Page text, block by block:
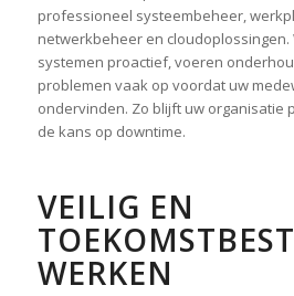
professioneel systeembeheer,
netwerkbeheer en cloudoplossingen.
systemen proactief, voeren
problemen vaak op voordat uw
ondervinden. Zo blijft uw organisatie
de kans op downtime.
VEILIG EN
WERKEN